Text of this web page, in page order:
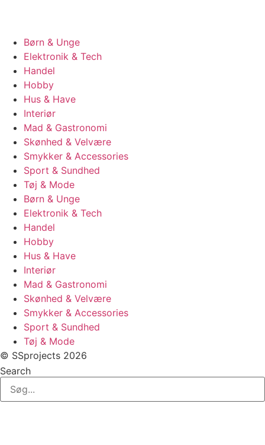
Børn & Unge
Elektronik & Tech
Handel
Hobby
Hus & Have
Interiør
Mad & Gastronomi
Skønhed & Velvære
Smykker & Accessories
Sport & Sundhed
Tøj & Mode
Børn & Unge
Elektronik & Tech
Handel
Hobby
Hus & Have
Interiør
Mad & Gastronomi
Skønhed & Velvære
Smykker & Accessories
Sport & Sundhed
Tøj & Mode
© SSprojects 2026
Search